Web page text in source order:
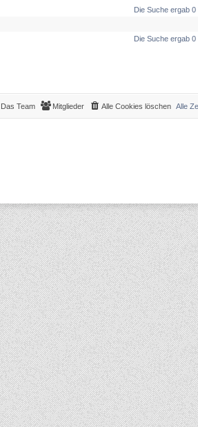
Die Suche ergab 0
Die Suche ergab 0
Alle
Alle Cookies löschen
Mitglieder
Das Team